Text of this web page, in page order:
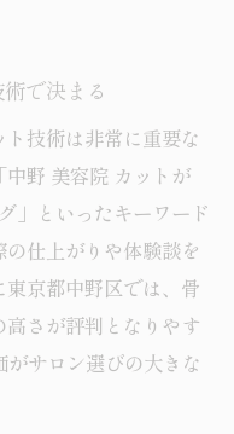
の選び方とは
なヘアスタイル
術満足ポイント
を選ぶ理由
せる安心感とは
ウンセリング特徴
いるサロンの魅力
で決まる
技術は非常に重要な
野 美容院 カットが
」といったキーワード
仕上がりや体験談を
京都中野区では、骨
さが評判となりやす
がサロン選びの大きな